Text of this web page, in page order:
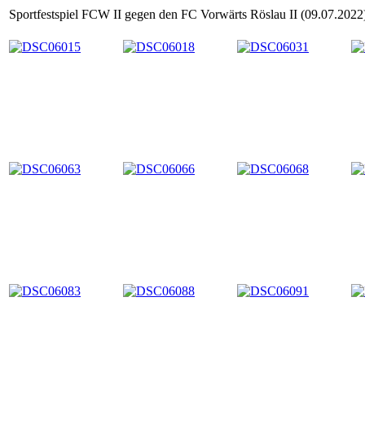
Sportfestspiel FCW II gegen den FC Vorwärts Röslau II